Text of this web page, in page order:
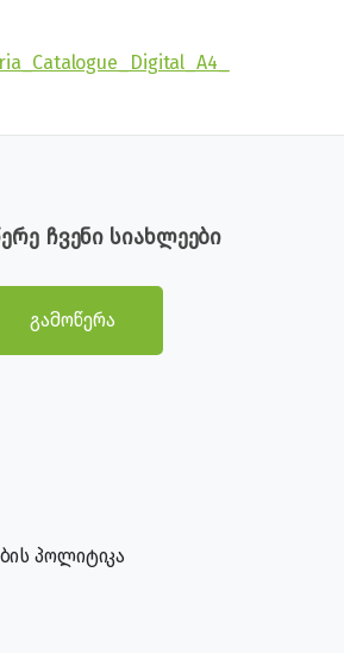
ჩვენი სიახლეები
გამოწერა
პოლიტიკა